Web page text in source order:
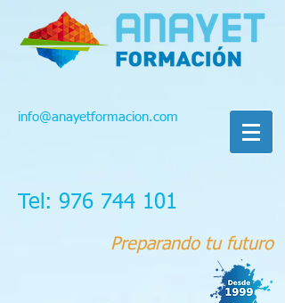
info@anayetformacion.com
Tel: 976 744 101
Preparando tu futuro